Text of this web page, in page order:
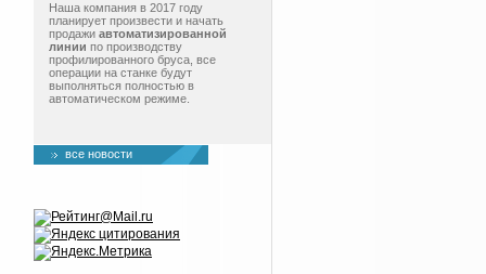
Наша компания в 2017 году
планирует произвести и начать
продажи автоматизированной
линии по производству
профилированного бруса, все
операции на станке будут
выполняться полностью в
автоматическом режиме.
все новости